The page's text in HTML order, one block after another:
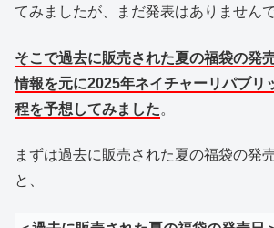
てみましたが、まだ発表はありませんで
そこで過去に販売された夏の福袋の発
情報を元に2025年ネイチャーリパブリ
程を予想してみました。
まずは過去に販売された夏の福袋の発
と、